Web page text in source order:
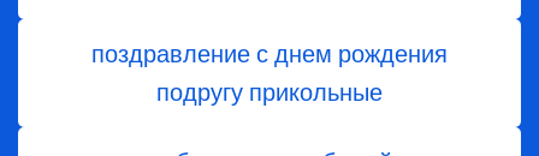
поздравление с днем рождения
подругу прикольные